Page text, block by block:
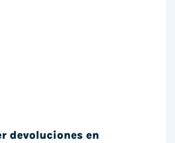
devoluciones en